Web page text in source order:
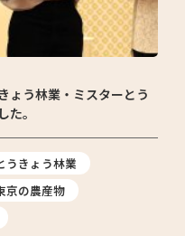
ょう林業・ミスターとう
。
うきょう林業
京の農産物